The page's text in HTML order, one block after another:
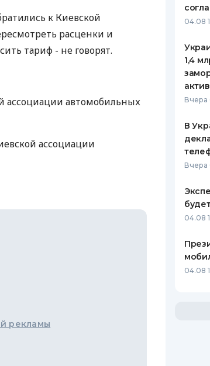
ЕЖЕМЕСЯЧНЫЙ ОБЗОР
ПУТЕВОДИТЕЛИ ПО
ВСЕ
к Киевской
расценки и
тариф - не говорят.
ассоциации автомобильных
ассоциации
рекламы
04.08
1,4
Вчера
В
Вчера
04.08
04.08